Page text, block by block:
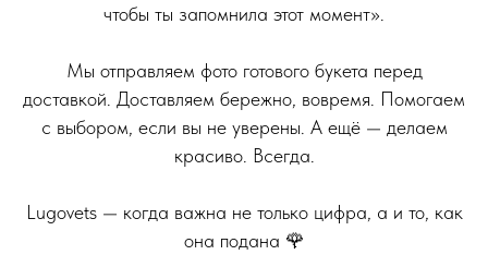
чтобы ты запомнила этот момент».
Мы отправляем фото готового букета перед
доставкой. Доставляем бережно, вовремя. Помогаем
с выбором, если вы не уверены. А ещё — делаем
красиво. Всегда.
Lugovets — когда важна не только цифра, а и то, как
она подана 🌹